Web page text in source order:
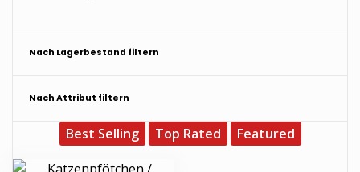
Nach Lagerbestand filtern
Nach Attribut filtern
Best Selling Top Rated Featured